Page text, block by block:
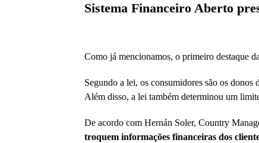
Sistema Financeiro Aberto
Como já mencionamos, o primeiro destaque
Segundo a lei, os consumidores são os
Além disso, a lei também determinou um
De acordo com Hernán Soler, Country
troquem informações financeiras dos